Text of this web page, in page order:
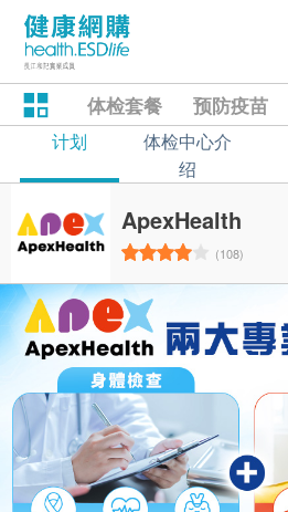
体检套餐 预防疫苗
计划
体检中心介
绍
ApexHealth
(108)